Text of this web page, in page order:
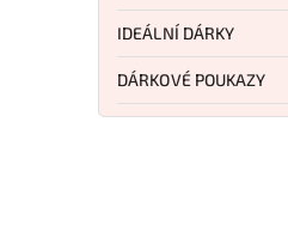
IDEÁLNÍ DÁRKY
DÁRKOVÉ POUKAZY
5 067